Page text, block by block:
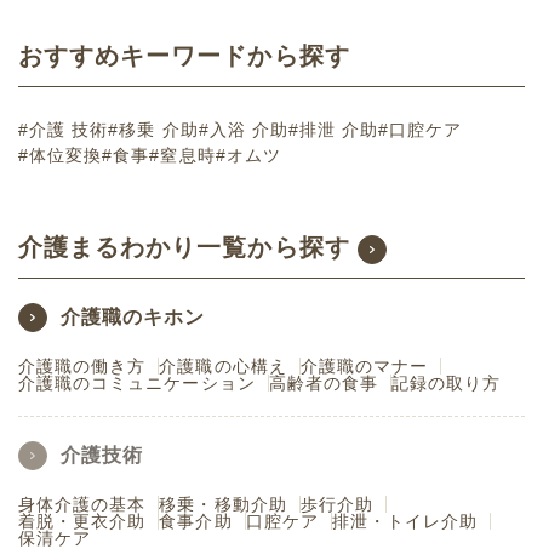
おすすめキーワードから探す
#介護 技術#移乗 介助#入浴 介助#排泄 介助#口腔ケア
#体位変換#食事#窒息時#オムツ
介護まるわかり一覧から探す
介護職のキホン
介護職の働き方 介護職の心構え
介護職のマナー
介護職のコミュニケーション
高齢者の食事 記録の取り方
介護技術
身体介護の基本 移乗・移動介助
歩行介助
着脱・更衣介助
食事介助 口腔ケア
排泄・トイレ介助
保清ケア